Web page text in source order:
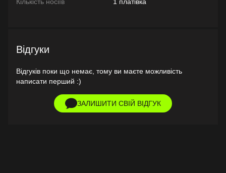
Відгуки
Відгуків поки що немає, тому ви маєте можливість
написати перший :)
ЗАЛИШИТИ СВІЙ ВІДГУК